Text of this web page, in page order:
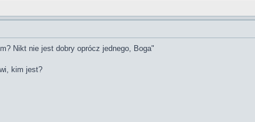
Nikt nie jest dobry oprócz jednego, Boga"
kim jest?